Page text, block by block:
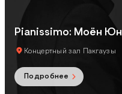
Pianissimo: Моён Юн
Концертный зал Пакгаузы
Подробнее